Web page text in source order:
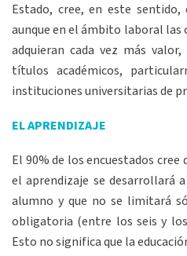
Estado, cree, en este
aunque en el ámbito laboral
adquieran cada vez más
títulos académicos,
instituciones universitarias de
EL APRENDIZAJE
El 90% de los encuestados cree
el aprendizaje se desarrollará
alumno y que no se limitará
obligatoria (entre los seis y
Esto no significa que la